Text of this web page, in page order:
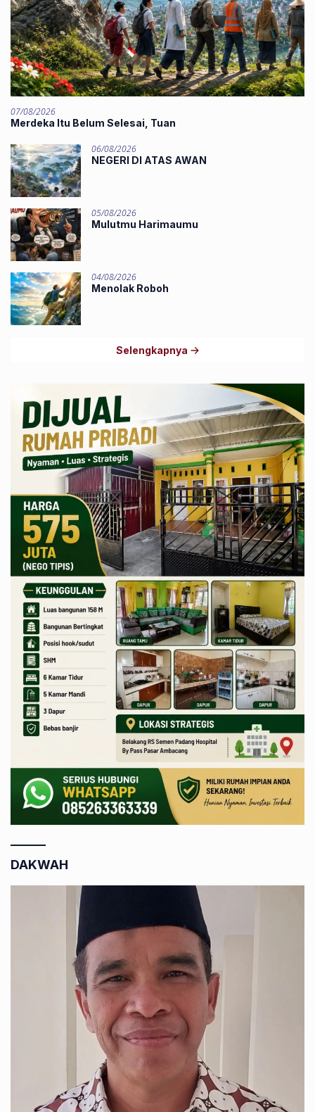
07/08/2026
Merdeka Itu Belum Selesai, Tuan
06/08/2026
NEGERI DI ATAS AWAN
05/08/2026
Mulutmu Harimaumu
04/08/2026
Menolak Roboh
Selengkapnya
DAKWAH